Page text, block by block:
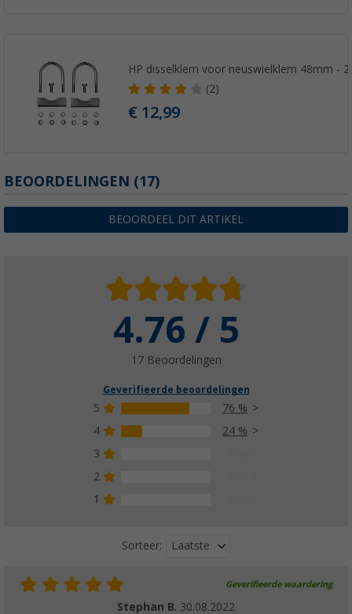
HP disselklem voor neuswielklem 48mm -
(2)
€ 12,99
BEOORDELINGEN (17)
BEOORDEEL DIT ARTIKEL
4.76 / 5
17 Beoordelingen
Geverifieerde beoordelingen
5
76 %
4
24 %
3
2
1
Sorteer: Laatste
Geverifieerde waardering
Stephan B. 30.08.2022